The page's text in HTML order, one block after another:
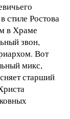
стиле Ростова
в Храме
звон,
Вот
микс,
старший